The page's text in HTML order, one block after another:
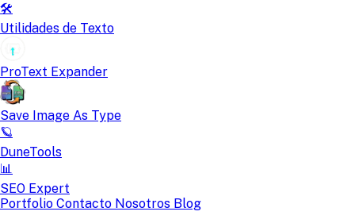
🛠️
Utilidades de Texto
ProText Expander
Save Image As Type
🪐
DuneTools
📊
SEO Expert
Portfolio Contacto Nosotros Blog